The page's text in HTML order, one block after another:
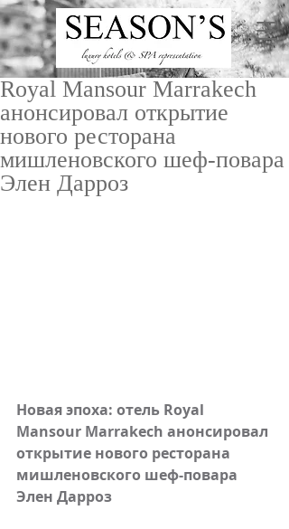
Royal Mansour Marrakech
анонсировал открытие
нового ресторана
мишленовского шеф-повара
Элен Дарроз
Новая эпоха: отель Royal
Mansour Marrakech анонсировал
открытие нового ресторана
мишленовского шеф-повара
Элен Дарроз